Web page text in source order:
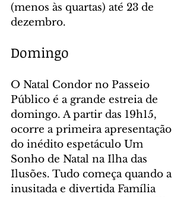
(menos às quartas) até 23 de
dezembro.
Domingo
O Natal Condor no Passeio
Público é a grande estreia de
domingo. A partir das 19h15,
ocorre a primeira apresentação
do inédito espetáculo Um
Sonho de Natal na Ilha das
Ilusões. Tudo começa quando a
inusitada e divertida Família